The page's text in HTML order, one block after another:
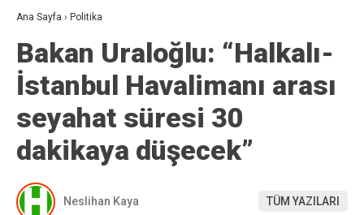
Ana Sayfa › Politika
Bakan Uraloğlu: “Halkalı-
İstanbul Havalimanı arası
seyahat süresi 30
dakikaya düşecek”
Neslihan Kaya TÜM YAZILARI